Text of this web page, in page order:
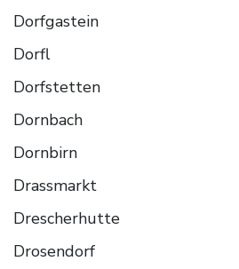
Dorfgastein
Dorfl
Dorfstetten
Dornbach
Dornbirn
Drassmarkt
Drescherhutte
Drosendorf